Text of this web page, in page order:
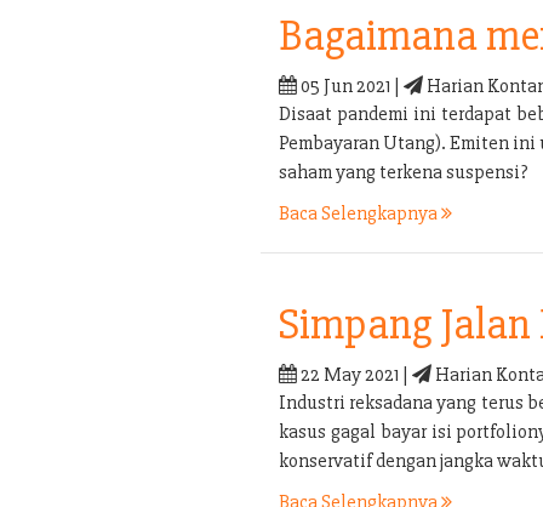
Bagaimana
05 Jun 2021 |
Harian
Disaat pandemi ini terdapat
Pembayaran Utang). Emiten ini
saham yang terkena suspensi?
Baca Selengkapnya
Simpang
22 May 2021 |
Harian
Industri reksadana yang terus
kasus gagal bayar isi
konservatif dengan jangka
Baca Selengkapnya